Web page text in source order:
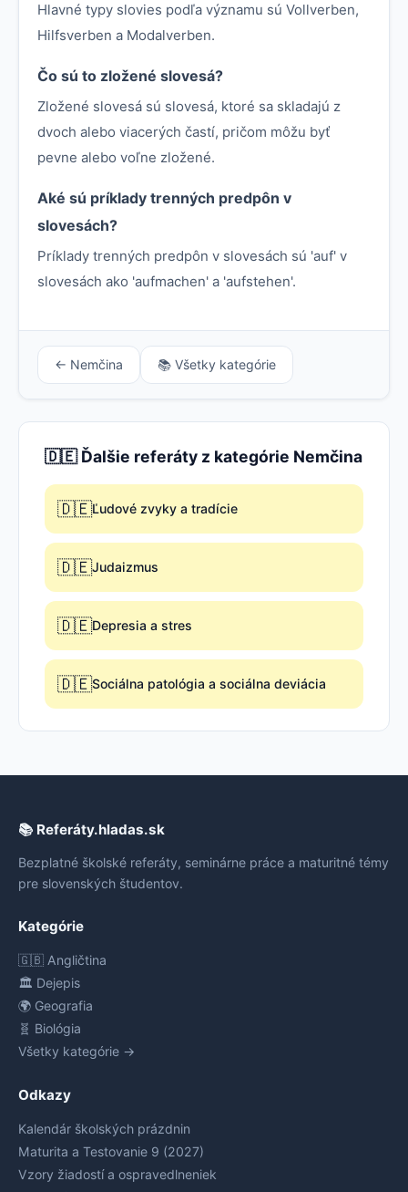
Hlavné typy slovies podľa významu sú Vollverben,
Hilfsverben a Modalverben.
Čo sú to zložené slovesá?
Zložené slovesá sú slovesá, ktoré sa skladajú z
dvoch alebo viacerých častí, pričom môžu byť
pevne alebo voľne zložené.
Aké sú príklady trenných predpôn v
slovesách?
Príklady trenných predpôn v slovesách sú 'auf' v
slovesách ako 'aufmachen' a 'aufstehen'.
← Nemčina 📚 Všetky kategórie
🇩🇪 Ďalšie referáty z kategórie Nemčina
🇩🇪Ľudové zvyky a tradície
🇩🇪Judaizmus
🇩🇪Depresia a stres
🇩🇪Sociálna patológia a sociálna deviácia
📚 Referáty.hladas.sk
Bezplatné školské referáty, seminárne práce a maturitné témy
pre slovenských študentov.
Kategórie
🇬🇧 Angličtina
🏛️ Dejepis
🌍 Geografia
🧬 Biológia
Všetky kategórie →
Odkazy
Kalendár školských prázdnin
Maturita a Testovanie 9 (2027)
Vzory žiadostí a ospravedlneniek